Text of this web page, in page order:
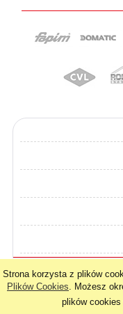
Strona korzysta z plików
Plików Cookies. Możesz
plików cookies